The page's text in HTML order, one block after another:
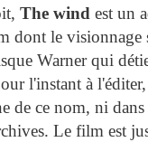
The wind est un
dont le visionnage
Warner qui
l'instant à
de ce nom, ni
Le film est